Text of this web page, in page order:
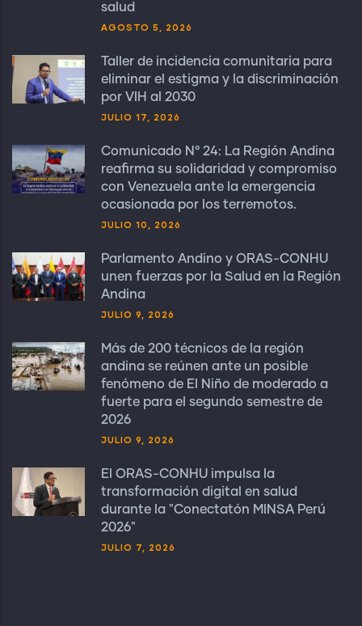
salud
AGOSTO 5, 2026
Taller de incidencia comunitaria para
eliminar el estigma y la discriminación
por VIH al 2030
JULIO 17, 2026
Comunicado N° 24: La Región Andina
reafirma su solidaridad y compromiso
con Venezuela ante la emergencia
ocasionada por los terremotos.
JULIO 10, 2026
Parlamento Andino y ORAS-CONHU
unen fuerzas por la Salud en la Región
Andina
JULIO 9, 2026
Más de 200 técnicos de la región
andina se reúnen ante un posible
fenómeno de El Niño de moderado a
fuerte para el segundo semestre de
2026
JULIO 9, 2026
El ORAS-CONHU impulsa la
transformación digital en salud
durante la "Conectatón MINSA Perú
2026"
JULIO 7, 2026